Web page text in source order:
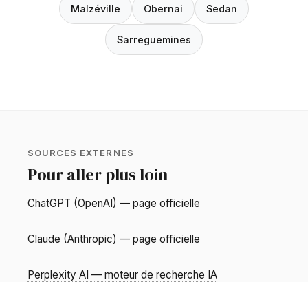
Malzéville Obernai Sedan
Sarreguemines
SOURCES EXTERNES
Pour aller plus loin
ChatGPT (OpenAI) — page officielle
Claude (Anthropic) — page officielle
Perplexity AI — moteur de recherche IA